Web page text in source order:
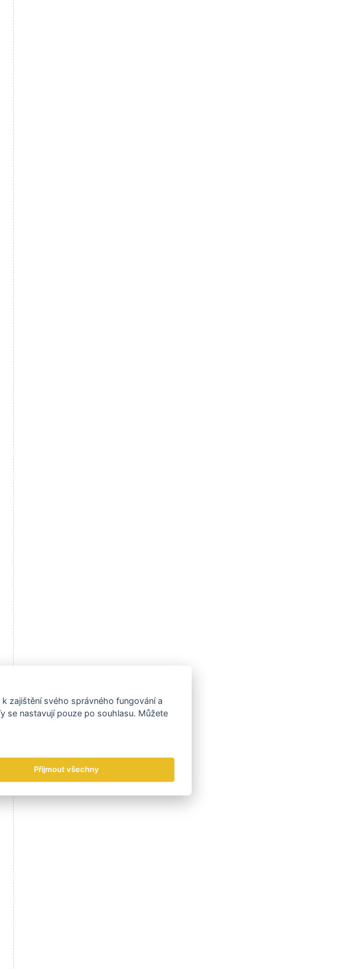
zajištění svého správného fungování a
se nastavují pouze po souhlasu. Můžete
Přijmout všechny